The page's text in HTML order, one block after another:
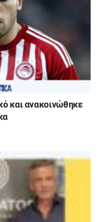
και ανακοινώθηκε